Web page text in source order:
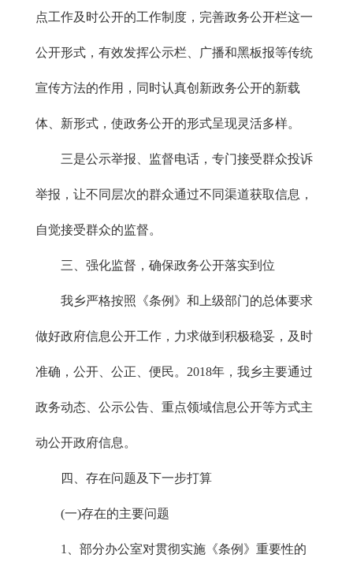
点工作及时公开的工作制度，完善政务公开栏这一
公开形式，有效发挥公示栏、广播和黑板报等传统
宣传方法的作用，同时认真创新政务公开的新载
体、新形式，使政务公开的形式呈现灵活多样。
三是公示举报、监督电话，专门接受群众投诉
举报，让不同层次的群众通过不同渠道获取信息，
自觉接受群众的监督。
三、强化监督，确保政务公开落实到位
我乡严格按照《条例》和上级部门的总体要求
做好政府信息公开工作，力求做到积极稳妥，及时
准确，公开、公正、便民。2018年，我乡主要通过
政务动态、公示公告、重点领域信息公开等方式主
动公开政府信息。
四、存在问题及下一步打算
(一)存在的主要问题
1、部分办公室对贯彻实施《条例》重要性的